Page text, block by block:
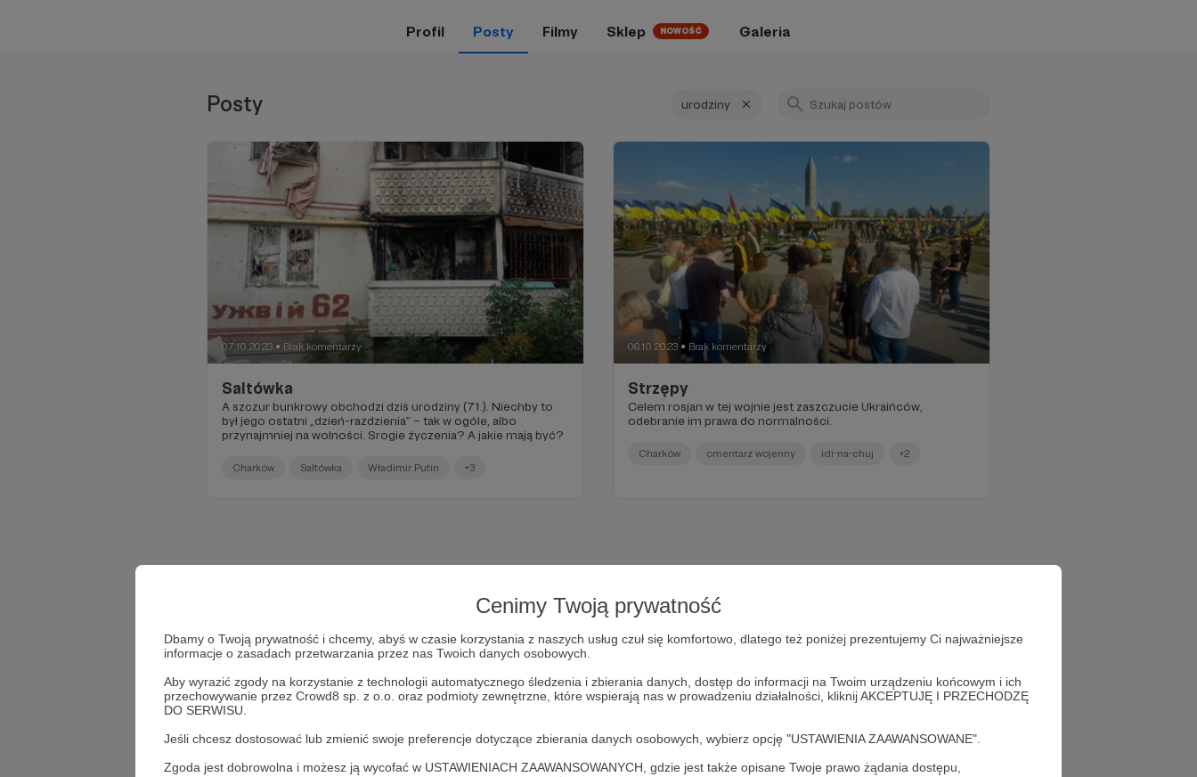
Cenimy Twoją prywatność
Dbamy o Twoją prywatność i chcemy, abyś w czasie korzystania z naszych usług czuł się komfortowo, dlatego też poniżej prezentujemy Ci najważniejsze
informacje o zasadach przetwarzania przez nas Twoich danych osobowych.
Aby wyrazić zgody na korzystanie z technologii automatycznego śledzenia i zbierania danych, dostęp do informacji na Twoim urządzeniu końcowym i ich
przechowywanie przez Crowd8 sp. z o.o. oraz podmioty zewnętrzne, które wspierają nas w prowadzeniu działalności, kliknij AKCEPTUJĘ I PRZECHODZĘ
DO SERWISU.
Jeśli chcesz dostosować lub zmienić swoje preferencje dotyczące zbierania danych osobowych, wybierz opcję "USTAWIENIA ZAAWANSOWANE".
Zgoda jest dobrowolna i możesz ją wycofać w USTAWIENIACH ZAAWANSOWANYCH, gdzie jest także opisane Twoje prawo żądania dostępu,
Profil Posty Filmy Sklep NOWOŚĆ Galeria
Posty urodziny
07.10.2023 ● Brak komentarzy
Saltówka
A szczur bunkrowy obchodzi dziś urodziny (71.). Niechby to
był jego ostatni „dzień-razdzienia” – tak w ogóle, albo
przynajmniej na wolności. Srogie życzenia? A jakie mają być?
Charków Saltówka Władimir Putin +3
06.10.2023 ● Brak komentarzy
Strzępy
Celem rosjan w tej wojnie jest zaszczucie Ukraińców,
odebranie im prawa do normalności.
Charków cmentarz wojenny idi-na-chuj +2
Dołącz do grona Patronów!